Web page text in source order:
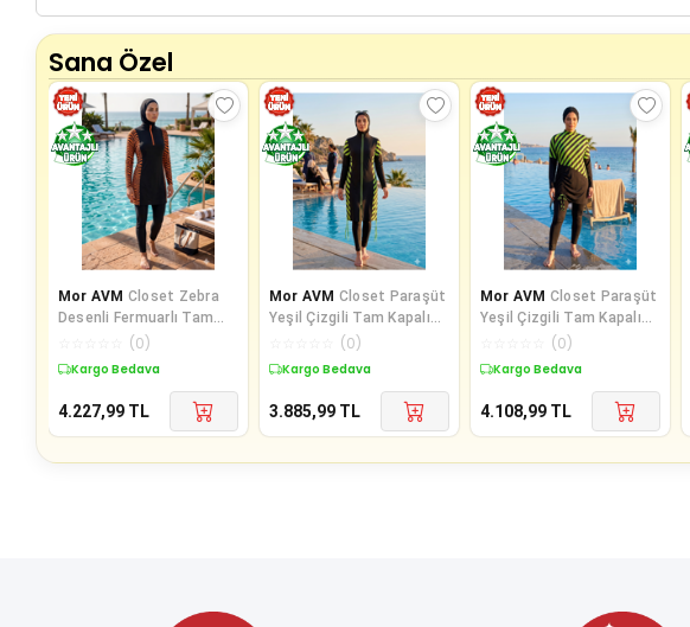
Sana Özel
Mor AVM Closet Zebra
Desenli Fermuarlı Tam
Kapalı 3 Parça Spor Likralı
Te
(0)
Kargo Bedava
4.227,99 TL
Mor AVM Closet Paraşüt
Yeşil Çizgili Tam Kapalı
Büzgülü Spor Likralı Uzun
(0)
Kargo Bedava
3.885,99 TL
Mor AVM Closet Paraşüt
Yeşil Çizgili Tam Kapalı
Büzgülü Spor Likralı Tese
(0)
Kargo Bedava
4.108,99 TL